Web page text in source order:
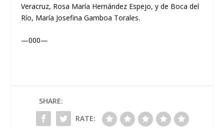
Veracruz, Rosa María Hernández Espejo, y de Boca del
Río, María Josefina Gamboa Torales.
—000—
SHARE:
RATE: